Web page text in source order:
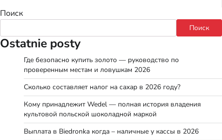
Поиск
Поиск
Ostatnie posty
Где безопасно купить золото — руководство по
проверенным местам и ловушкам 2026
Сколько составляет налог на сахар в 2026 году?
Кому принадлежит Wedel — полная история владения
культовой польской шоколадной маркой
Выплата в Biedronka когда – наличные у кассы в 2026